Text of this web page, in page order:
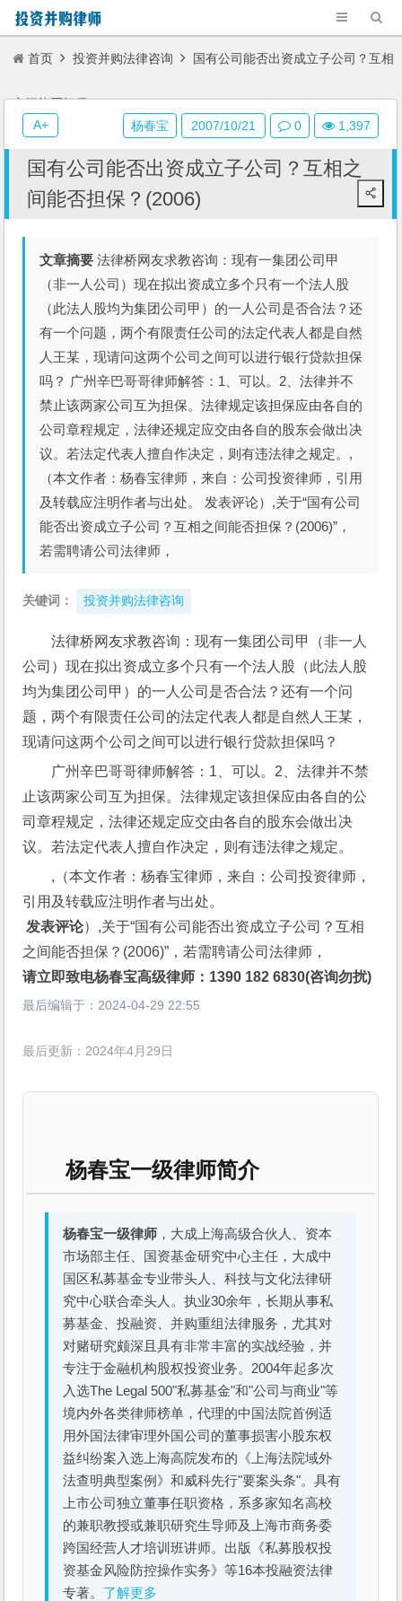
首页 投资并购法律咨询 国有公司能否出资成立子公司？互相
之间能否担保？(2006)
国有公司能否出资成立子公司？互相之
间能否担保？(2006)
文章摘要 法律桥网友求教咨询：现有一集团公司甲
（非一人公司）现在拟出资成立多个只有一个法人股
（此法人股均为集团公司甲）的一人公司是否合法？还
有一个问题，两个有限责任公司的法定代表人都是自然
人王某，现请问这两个公司之间可以进行银行贷款担保
吗？ 广州辛巴哥哥律师解答：1、可以。2、法律并不
禁止该两家公司互为担保。法律规定该担保应由各自的
公司章程规定，法律还规定应交由各自的股东会做出决
议。若法定代表人擅自作决定，则有违法律之规定。,
（本文作者：杨春宝律师，来自：公司投资律师，引用
及转载应注明作者与出处。 发表评论）,关于“国有公司
能否出资成立子公司？互相之间能否担保？(2006)”，
若需聘请公司法律师，
关键词： 投资并购法律咨询
法律桥网友求教咨询：现有一集团公司甲（非一人
公司）现在拟出资成立多个只有一个法人股（此法人股
均为集团公司甲）的一人公司是否合法？还有一个问
题，两个有限责任公司的法定代表人都是自然人王某，
现请问这两个公司之间可以进行银行贷款担保吗？
广州辛巴哥哥律师解答：1、可以。2、法律并不禁
止该两家公司互为担保。法律规定该担保应由各自的公
司章程规定，法律还规定应交由各自的股东会做出决
议。若法定代表人擅自作决定，则有违法律之规定。
,（本文作者：杨春宝律师，来自：公司投资律师，
引用及转载应注明作者与出处。
发表评论）,关于“国有公司能否出资成立子公司？互相
之间能否担保？(2006)”，若需聘请公司法律师，
请立即致电杨春宝高级律师：1390 182 6830(咨询勿扰)
最后编辑于： 2024-04-29 22:55
最后更新：2024年4月29日
杨春宝一级律师简介
杨春宝一级律师 ，大成上海高级合伙人、资本
市场部主任、国资基金研究中心主任，大成中
国区私募基金专业带头人、科技与文化法律研
究中心联合牵头人。执业30余年，长期从事私
募基金、投融资、并购重组法律服务，尤其对
对赌研究颇深且具有非常丰富的实战经验，并
专注于金融机构股权投资业务。2004年起多次
入选The Legal 500"私募基金"和"公司与商业"等
境内外各类律师榜单，代理的中国法院首例适
用外国法律审理外国公司的董事损害小股东权
益纠纷案入选上海高院发布的《上海法院域外
法查明典型案例》和威科先行"要案头条"。具有
上市公司独立董事任职资格，系多家知名高校
的兼职教授或兼职研究生导师及上海市商务委
跨国经营人才培训班讲师。出版《私募股权投
资基金风险防控操作实务》等16本投融资法律
专著。 了解更多
杨春宝 2007/10/21 0 1,397
A+